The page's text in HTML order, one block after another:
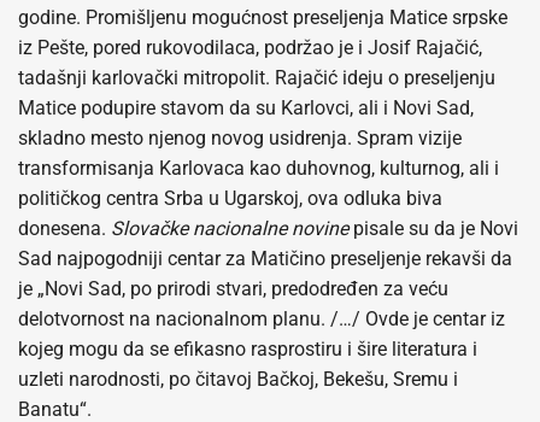
godine. Promišljenu mogućnost preseljenja Matice srpske
iz Pešte, pored rukovodilaca, podržao je i Josif Rajačić,
tadašnji karlovački mitropolit. Rajačić ideju o preseljenju
Matice podupire stavom da su Karlovci, ali i Novi Sad,
skladno mesto njenog novog usidrenja. Spram vizije
transformisanja Karlovaca kao duhovnog, kulturnog, ali i
političkog centra Srba u Ugarskoj, ova odluka biva
donesena. Slovačke nacionalne novinepisale su da je Novi
Sad najpogodniji centar za Matičino preseljenje rekavši da
je „Novi Sad, po prirodi stvari, predodređen za veću
delotvornost na nacionalnom planu. /…/ Ovde je centar iz
kojeg mogu da se efikasno rasprostiru i šire literatura i
uzleti narodnosti, po čitavoj Bačkoj, Bekešu, Sremu i
Banatu“.